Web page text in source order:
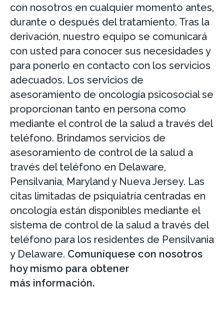
con nosotros en cualquier momento antes,
durante o después del tratamiento. Tras la
derivación, nuestro equipo se comunicará
con usted para conocer sus necesidades y
para ponerlo en contacto con los servicios
adecuados. Los servicios de
asesoramiento de oncología psicosocial se
proporcionan tanto en persona como
mediante el control de la salud a través del
teléfono. Brindamos servicios de
asesoramiento de control de la salud a
través del teléfono en Delaware,
Pensilvania, Maryland y Nueva Jersey. Las
citas limitadas de psiquiatría centradas en
oncología están disponibles mediante el
sistema de control de la salud a través del
teléfono para los residentes de Pensilvania
y Delaware. Comuníquese con nosotros
hoy mismo para obtener
más información.